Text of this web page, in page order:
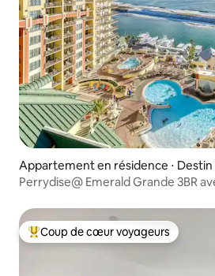
Appartement en résidence ⋅ Destin
Perrydise@ Emerald Grande 3BR
Coups de cœur voyageurs les plus
Coup de cœur voyageurs